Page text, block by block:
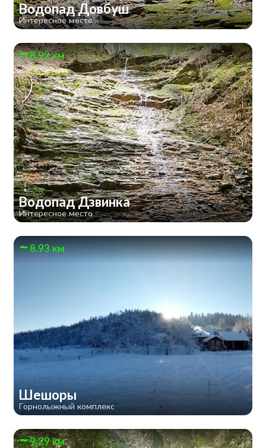
Водопад Довбуш
Интересное место
8.92 км
Водопад Дзвинка
Интересное место
8.93 км
Шешоры
Горнолыжный комплекс
9.29 км